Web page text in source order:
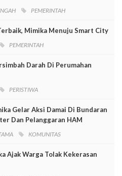
PEMERINTAH
Mimika Menuju Smart City
PEMERINTAH
Darah Di Perumahan
PERISTIWA
Gelar Aksi Damai Di Bundaran
Dan Pelanggaran HAM
KOMUNITAS
Ajak Warga Tolak Kekerasan